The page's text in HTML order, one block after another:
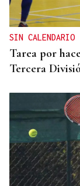
SIN CALENDARIO
Tarea por
Tercera